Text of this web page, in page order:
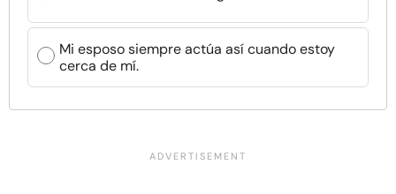
Mi esposo siempre actúa así cuando estoy
cerca de mí.